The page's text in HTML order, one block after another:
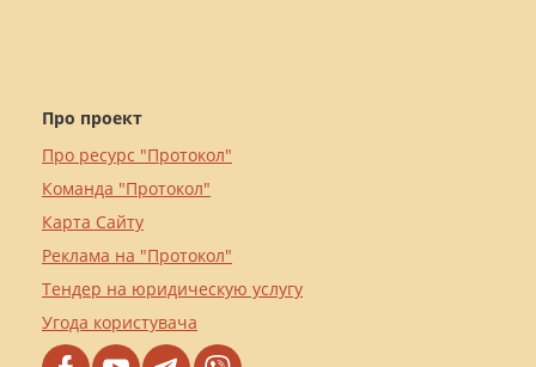
Про проект
Про ресурс "Протокол"
Команда "Протокол"
Карта Сайту
Реклама на "Протокол"
Тендер на юридическую услугу
Угода користувача